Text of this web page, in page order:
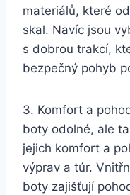
materiálů, které
skal. Navíc⁣ jsou
s dobrou trakcí,
bezpečný​ pohyb
3. Komfort ⁣a
boty odolné, ale
‍jejich komfort a
výprav a túr.
boty zajišťují